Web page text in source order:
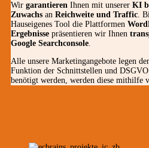
Wir garantieren Ihnen mit unserer KI
Zuwachs an Reichweite und Traffic.
Hauseigenes Tool die Plattformen
Ergebnisse präsentieren wir Ihnen
Google Searchconsole.
Alle unsere Marketingangebote legen
Funktion der Schnittstellen und
benötigt werden, werden diese mithilfe